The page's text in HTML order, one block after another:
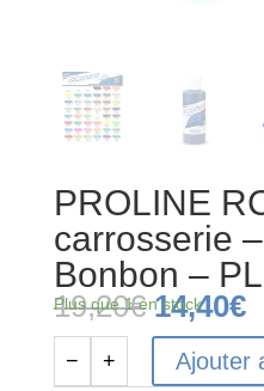
PROLINE
carrosserie
Bonbon –
19,20€ Le
prix
initial
14,40€Le
Plus que 1 en stock
quantité
− + Ajouter